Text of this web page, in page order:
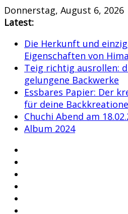
Skip
to
Donnerstag, August 6, 2026
Latest:
Die Herkunft und
Eigenschaften von
Teig richtig ausrollen:
gelungene Backwerke
Essbares Papier: Der
für deine
Chuchi Abend am
Album 2024